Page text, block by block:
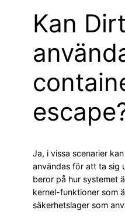
Kan
Ja, i vissa scenarier
användas för att ta sig
beror på hur systemet
kernel-funktioner som
säkerhetslager som